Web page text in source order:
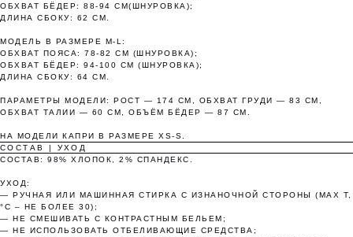
ОБХВАТ БЁДЕР: 88-94 СМ(ШНУРОВКА);
ДЛИНА СБОКУ: 62 СМ.
МОДЕЛЬ В РАЗМЕРЕ M-L:
ОБХВАТ ПОЯСА: 78-82 СМ (ШНУРОВКА);
ОБХВАТ БЁДЕР: 94-100 СМ (ШНУРОВКА);
ДЛИНА СБОКУ: 64 СМ.
ПАРАМЕТРЫ МОДЕЛИ: РОСТ — 174 СМ, ОБХВАТ ГРУДИ — 83 СМ,
ОБХВАТ ТАЛИИ — 60 СМ, ОБЪЁМ БЁДЕР — 87 СМ.
НА МОДЕЛИ КАПРИ В РАЗМЕРЕ XS-S.
СОСТАВ | УХОД
СОСТАВ: 98% ХЛОПОК, 2% СПАНДЕКС.
УХОД:
— РУЧНАЯ ИЛИ МАШИННАЯ СТИРКА С ИЗНАНОЧНОЙ СТОРОНЫ (MAX T,
°C – НЕ БОЛЕЕ 30);
— НЕ СМЕШИВАТЬ С КОНТРАСТНЫМ БЕЛЬЕМ;
— НЕ ИСПОЛЬЗОВАТЬ ОТБЕЛИВАЮЩИЕ СРЕДСТВА;
картой любого банка, остальное — тремя
платежами раз в две недели.
Оплата
25%
Через 2
25%
Через 4
25% 25%
Без комиссий и переплат
Как обычная оплата картой